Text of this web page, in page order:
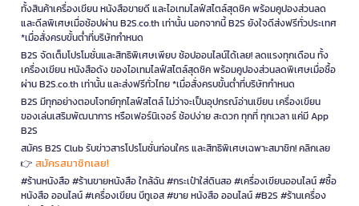
ทั้งสินค้าเครื่องเขียน หนังสือขายดี และไอเทมไลฟ์สไตล์สุดชิค พร้อมคูปองส่วนลด
และดีลพิเศษเมื่อช้อปผ่าน B2S.co.th เท่านั้น นอกจากนี้ B2S ยังใจดีส่งฟรีทั่วประเทศ
*เมื่อสั่งครบขั้นต่ำที่บริษัทกำหนด
B2S จัดเต็มโปรโมชั่นและสิทธิพิเศษเพียบ ช้อปออนไลน์ได้เลย! ลดแรงทุกเดือน ทั้ง
เครื่องเขียน หนังสือดัง ของไอเทมไลฟ์สไตล์สุดชิค พร้อมคูปองส่วนลดพิเศษเมื่อซื้อ
ผ่าน B2S.co.th เท่านั้น และส่งฟรีทั่วไทย *เมื่อสั่งครบขั้นต่ำที่บริษัทกำหนด
B2S มีทุกอย่างตอบโจทย์ทุกไลฟ์สไตล์ ไม่ว่าจะเป็นอุปกรณ์อ่านเขียน เครื่องเขียน
ของเล่นเสริมพัฒนาการ หรือเฟอร์นิเจอร์ ช้อปง่าย สะดวก ทุกที่ ทุกเวลา แค่มี App
B2S
สมัคร B2S Club รับข่าวสารโปรโมชั่นก่อนใคร และสิทธิพิเศษเฉพาะสมาชิก! คลิกเลย
👉 สมัครสมาชิกเลย!
#ร้านหนังสือ #ร้านขายหนังสือ ใกล้ฉัน #กระเป๋าใส่ดินสอ #เครื่องเขียนออนไลน์ #ซื้อ
หนังสือ ออนไลน์ #เครื่องเขียน บีทูเอส #ขาย หนังสือ ออนไลน์ #B2S #ร้านเครื่อง